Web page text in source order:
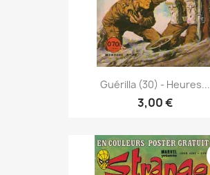
Guérilla (30) - Heures...
3,00 €